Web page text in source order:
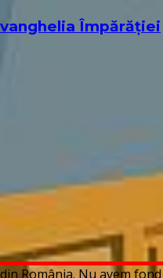
Împărăției
România. Nu avem